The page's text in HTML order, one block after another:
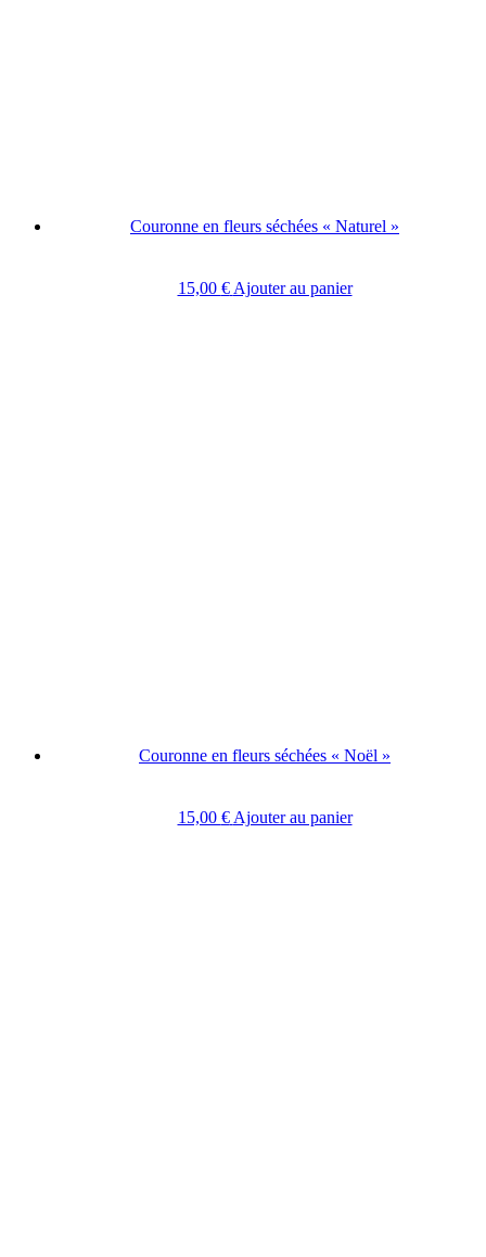
Couronne en fleurs séchées « Naturel »
15,00 € Ajouter au panier
Couronne en fleurs séchées « Noël »
15,00 € Ajouter au panier